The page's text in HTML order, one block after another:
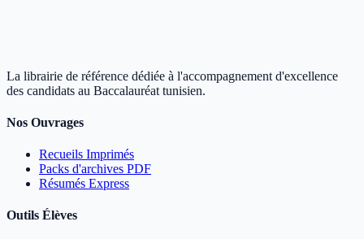
La librairie de référence dédiée à l'accompagnement d'excellence
des candidats au Baccalauréat tunisien.
Nos Ouvrages
Recueils Imprimés
Packs d'archives PDF
Résumés Express
Outils Élèves